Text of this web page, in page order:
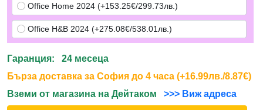
Office Home 2024 (+153.25€/299.73лв.)
Office H&B 2024 (+275.08€/538.01лв.)
Гаранция: 24 месеца
Бърза доставка за София до 4 часа (+16.99лв./8.87€)
Вземи от магазина на Дейтаком
>>> Виж адреса